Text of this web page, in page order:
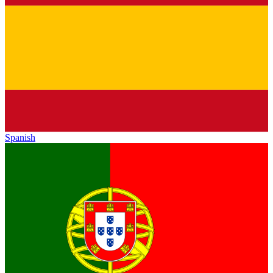
Spanish